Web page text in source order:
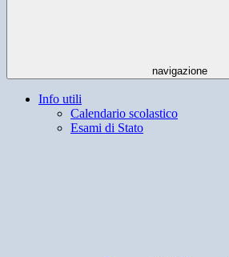
navigazione
Info utili
Calendario scolastico
Esami di Stato